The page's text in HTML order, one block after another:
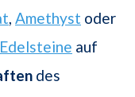
, Amethyst oder
Edelsteine auf
des